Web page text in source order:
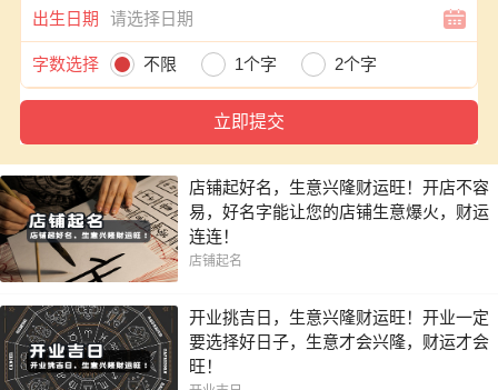
出生日期
字数选择 不限 1个字 2个字
店铺起好名，生意兴隆财运旺！开店不容
易，好名字能让您的店铺生意爆火，财运
连连！
店铺起名
开业挑吉日，生意兴隆财运旺！开业一定
要选择好日子，生意才会兴隆，财运才会
旺！